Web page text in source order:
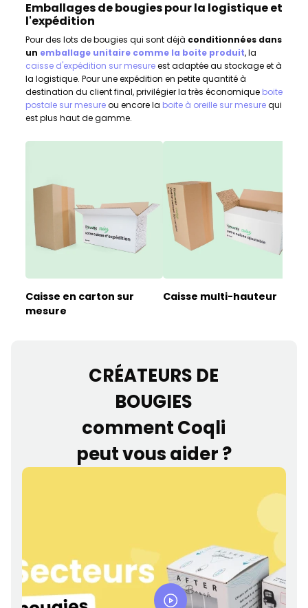
Emballages de bougies pour la logistique et
l'expédition
Pour des lots de bougies qui sont déjà conditionnées dans
un emballage unitaire comme la boite produit, la
caisse d'expédition sur mesureest adaptée au stockage et à
la logistique. Pour une expédition en petite quantité à
destination du client final, privilégier la très économique boite
postale sur mesureou encore la boite à oreille sur mesurequi
est plus haut de gamme.
Caisse en carton sur
mesure
Caisse multi-hauteur
CRÉATEURS DE
BOUGIES
comment Coqli
peut vous aider ?